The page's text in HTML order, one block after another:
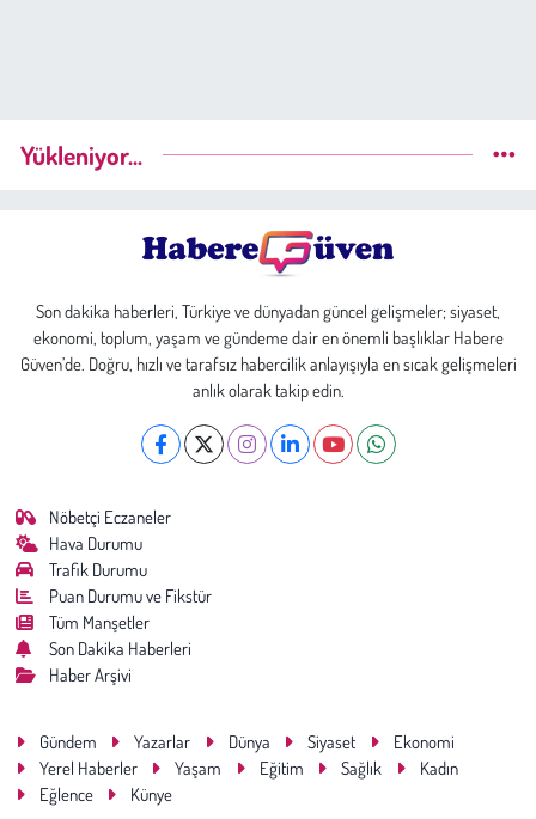
Yükleniyor...
Son dakika haberleri, Türkiye ve dünyadan güncel gelişmeler; siyaset,
ekonomi, toplum, yaşam ve gündeme dair en önemli başlıklar Habere
Güven’de. Doğru, hızlı ve tarafsız habercilik anlayışıyla en sıcak gelişmeleri
anlık olarak takip edin.
Nöbetçi Eczaneler
Hava Durumu
Trafik Durumu
Puan Durumu ve Fikstür
Tüm Manşetler
Son Dakika Haberleri
Haber Arşivi
Gündem Yazarlar Dünya Siyaset
Ekonomi
Yerel Haberler
Yaşam Eğitim Sağlık
Kadın
Eğlence
Künye